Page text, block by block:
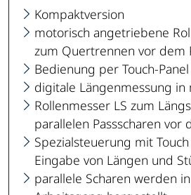
Kompaktversion
motorisch angetriebene
zum Quertrennen vor dem
Bedienung per Touch-Panel
digitale Längenmessung in
Rollenmesser LS zum
parallelen Passscharen vor
Spezialsteuerung mit
Eingabe von Längen und
parallele Scharen werden